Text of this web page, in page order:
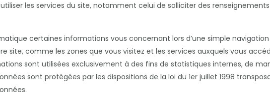
les services du site, notamment celui de solliciter des
certaines informations vous concernant lors d’une simple
site, comme les zones que vous visitez et les services auxquels vous
sont utilisées exclusivement à des fins de statistiques internes, de
sont protégées par les dispositions de la loi du 1er juillet 1998